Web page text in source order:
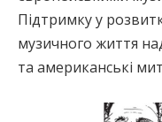
Підтримку у
музичного життя
та американські